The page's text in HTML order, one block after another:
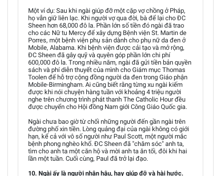
Một ví dụ: Sau khi ngài giúp đỡ một cặp vợ chồng ở Pháp,
họ vẫn giữ liên lạc. Khi người vợ qua đời, bà để lại cho ĐC
Sheen hơn 68,000 đô la. Phần lớn số tiền đó ngài đã trao
cho các Nữ tu Mercy để xây dựng Bệnh viện St. Martin de
Porres, một bệnh viện phụ sản dành cho phụ nữ da đen ở
Mobile, Alabama. Khi bệnh viện được cải tạo và mở rộng,
ĐC Sheen đã gây quỹ và quyên góp phần lớn chi phí
600,000 đô la. Trong nhiều năm, ngài đã gửi tiền bản quyền
sách và phí diễn thuyết của mình cho Giám mục Thomas
Toolen để hỗ trợ cộng đồng người da đen trong Giáo phận
Mobile-Birmingham. Ai cũng biết rằng từng xu ngài kiếm
được khi nói chuyện hàng tuần với khoảng 4 triệu người
nghe trên chương trình phát thanh The Catholic Hour đều
được chuyển cho Hội đồng Nam giới Công Giáo Quốc gia.
Ngài chưa bao giờ từ chối những người đến gần ngài trên
đường phố xin tiền. Lòng quảng đại của ngài không có giới
hạn, kể cả với vô số người như Paul Scott, một người mắc
bệnh phong nghèo khổ. ĐC Sheen đã "chăm sóc" anh ta,
tìm cho anh ta một căn hộ và mời anh ta ăn tối, đôi khi hai
lần một tuần. Cuối cùng, Paul đã trở lại đạo.
10. Ngài ấy là người nhân hậu, hay giúp đỡ và hài hước.